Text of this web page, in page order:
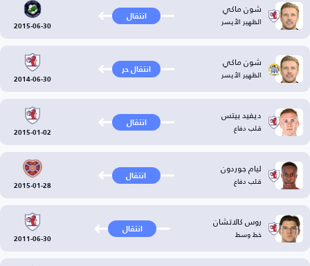
شون ماكي
الظهير الأيسر انتقال
2015-06-30
شون ماكي
الظهير الأيسر انتقال حر
2014-06-30
ديفيد بيتس
قلب دفاع انتقال
2015-01-02
ليام جوردون
قلب دفاع انتقال
2015-01-28
روس كالاتشان
خط وسط انتقال
2011-06-30